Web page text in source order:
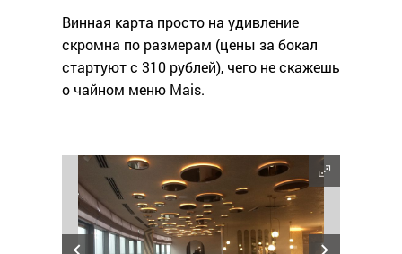
Винная карта просто на удивление
скромна по размерам (цены за бокал
стартуют с 310 рублей), чего не скажешь
о чайном меню Mais.